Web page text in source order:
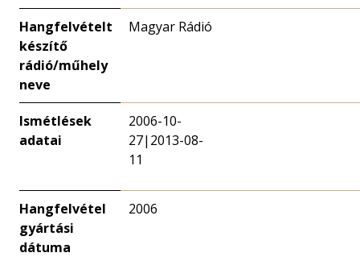
Hangfelvételt
készítő
rádió/műhely
neve
Magyar Rádió
Ismétlések
adatai
2006-10-
27|2013-08-
11
Hangfelvétel
gyártási
dátuma
2006